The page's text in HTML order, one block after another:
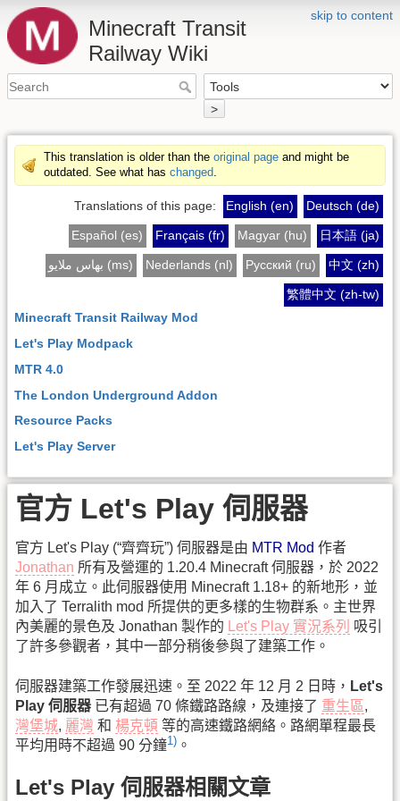
skip to content
Minecraft Transit
Railway Wiki
>
This translation is older than the original page and might be
outdated. See what has changed
Translations of this page: English (en) Deutsch (de)
Español (es) Français (fr) Magyar (hu) 日本語 (ja)
بهاس ملايو (ms) Nederlands (nl) Русский (ru) 中文 (zh)
繁體中文 (zh-tw)
Minecraft Transit Railway Mod
Let's Play Modpack
MTR 4.0
The London Underground Addon
Resource Packs
Let's Play Server
官方 Let's Play 伺服器
官方 Let's Play (“齊齊玩”) 伺服器是由 MTR Mod 作者
Jonathan 所有及營運的 1.20.4 Minecraft 伺服器，於 2022
年 6 月成立。此伺服器使用 Minecraft 1.18+ 的新地形，並
加入了 Terralith mod 所提供的更多樣的生物群系。主世界
內美麗的景色及 Jonathan 製作的 Let's Play 實況系列 吸引
了許多參觀者，其中一部分稍後參與了建築工作。
伺服器建築工作發展迅速。至 2022 年 12 月 2 日時， Let's
Play 伺服器 已有超過 70 條鐵路路線，及連接了 重生區,
灣堡城, 麗灣 和 楊克頓 等的高速鐵路網絡。路網單程最長
平均用時不超過 90 分鐘1) 。
Let's Play 伺服器相關文章